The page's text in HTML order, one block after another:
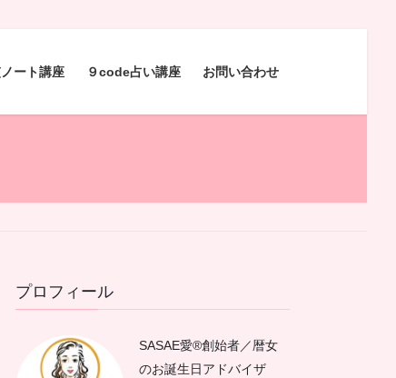
ート講座 ９code占い講座 お問い合わせ
プロフィール
SASAE愛®︎創始者／暦女
のお誕生日アドバイザ